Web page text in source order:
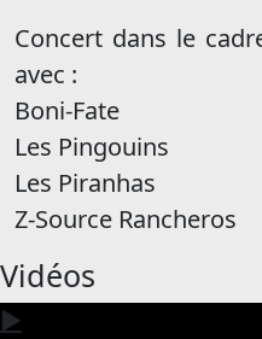
Concert dans le
avec :
Boni-Fate
Les Pingouins
Les Piranhas
Z-Source Rancheros
Vidéos
▶